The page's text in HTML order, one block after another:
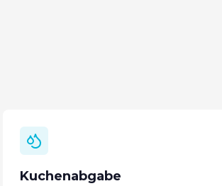
Kuchenabgabe